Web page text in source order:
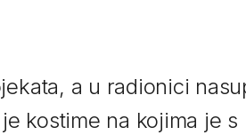
a u radionici
kostime na kojima je s